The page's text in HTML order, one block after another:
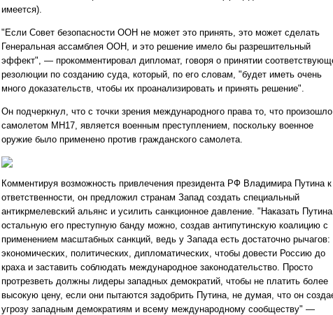
имеется).
"Если Совет безопасности ООН не может это принять, это может сделать
Генеральная ассамблея ООН, и это решение имело бы разрешительный
эффект", — прокомментировал дипломат, говоря о принятии
резолюции по созданию суда, который, по его словам, "будет иметь очень
много доказательств, чтобы их проанализировать и принять решение".
Он подчеркнул, что с точки зрения международного права то, что
самолетом МН17, является военным преступлением, поскольку военное
оружие было применено против гражданского самолета.
Комментируя возможность привлечения президента РФ Владимира Путина к
ответственности, он предложил странам Запад создать специальный
антикрмелевский альянс и усилить санкционное давление. "Наказать
остальную его преступную банду можно, создав антипутинскую коалицию с
применением масштабных санкций, ведь у Запада есть достаточно рычагов:
экономических, политических, дипломатических, чтобы довести Россию до
краха и заставить соблюдать международное законодательство. Просто
протрезветь должны лидеры западных демократий, чтобы не платить более
высокую цену, если они пытаются задобрить Путина, не думая, что он
угрозу западным демократиям и всему международному сообществу" —